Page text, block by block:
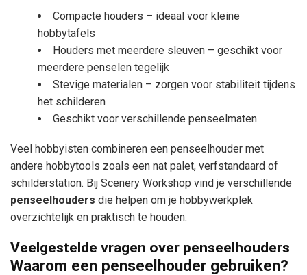
Compacte houders – ideaal voor kleine
hobbytafels
Houders met meerdere sleuven – geschikt voor
meerdere penselen tegelijk
Stevige materialen – zorgen voor stabiliteit tijdens
het schilderen
Geschikt voor verschillende penseelmaten
Veel hobbyisten combineren een penseelhouder met
andere hobbytools zoals een nat palet, verfstandaard of
schilderstation. Bij Scenery Workshop vind je verschillende
penseelhouders die helpen om je hobbywerkplek
overzichtelijk en praktisch te houden.
Veelgestelde vragen over penseelhouders
Waarom een penseelhouder gebruiken?